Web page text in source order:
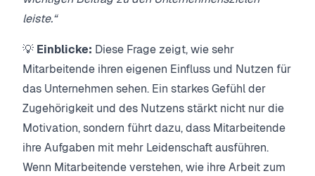
leiste.“
💡 Einblicke: Diese Frage zeigt, wie sehr
Mitarbeitende ihren eigenen Einfluss und Nutzen für
das Unternehmen sehen. Ein starkes Gefühl der
Zugehörigkeit und des Nutzens stärkt nicht nur die
Motivation, sondern führt dazu, dass Mitarbeitende
ihre Aufgaben mit mehr Leidenschaft ausführen.
Wenn Mitarbeitende verstehen, wie ihre Arbeit zum